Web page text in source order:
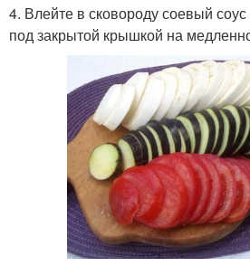
4. Влейте в сковороду соевый
под закрытой крышкой на